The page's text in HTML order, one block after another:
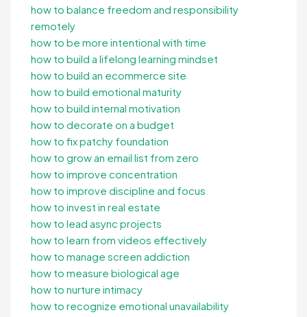
how to balance freedom and responsibility
remotely
how to be more intentional with time
how to build a lifelong learning mindset
how to build an ecommerce site
how to build emotional maturity
how to build internal motivation
how to decorate on a budget
how to fix patchy foundation
how to grow an email list from zero
how to improve concentration
how to improve discipline and focus
how to invest in real estate
how to lead async projects
how to learn from videos effectively
how to manage screen addiction
how to measure biological age
how to nurture intimacy
how to recognize emotional unavailability